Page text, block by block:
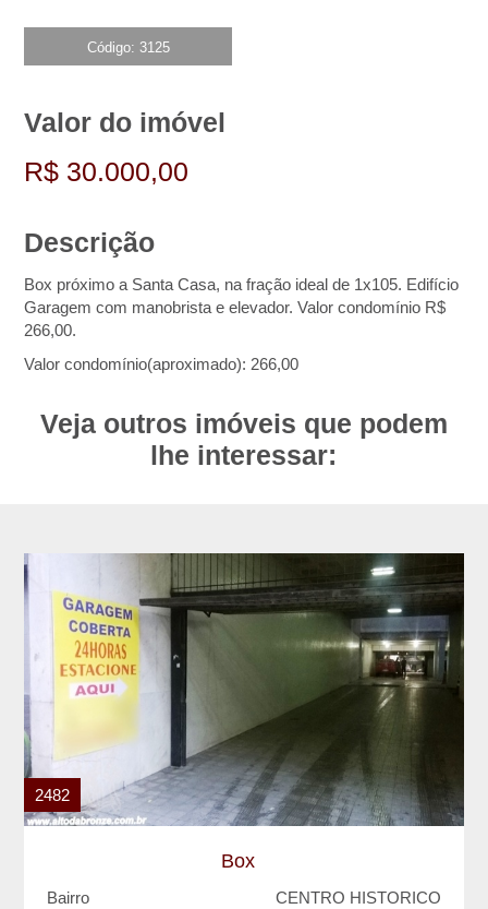
Código: 3125
Valor do imóvel
R$ 30.000,00
Descrição
Box próximo a Santa Casa, na fração ideal de 1x105. Edifício
Garagem com manobrista e elevador. Valor condomínio R$
266,00.
Valor condomínio(aproximado): 266,00
Veja outros imóveis que podem
lhe interessar:
2482
Box
Bairro CENTRO HISTORICO